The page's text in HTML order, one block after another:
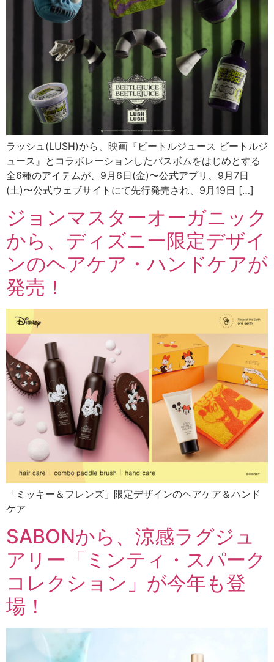
ラッシュ(LUSH)から、映画『ビートルジュース ビートルジ
ュース』とコラボレーションしたバスボムをはじめとする
全6種のアイテムが、9月6日(金)〜公式アプリ、9月7日
(土)〜公式ウェブサイトにて先行発売され、9月19日 […]
ジョンマスターオーガニック
から、ディズニー限定デザイ
ンのヘアケア・ハンドケアが
発売！
「ミッキー＆フレンズ」限定デザインのヘアケア＆ハンド
ケア
SABONから、涼感ラグジュ
アリー「ミンティ・スパーク
コレクション」が今年も登
場！